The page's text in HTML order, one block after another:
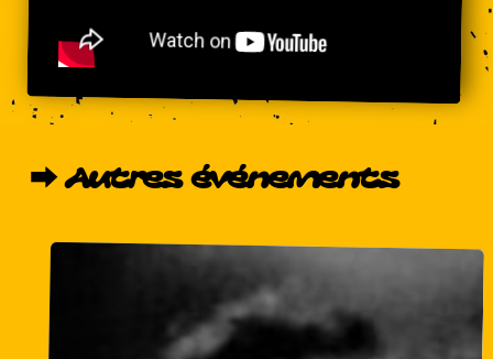
⮕ Autres événements
Workshop
beatmaking
avec
Shabz